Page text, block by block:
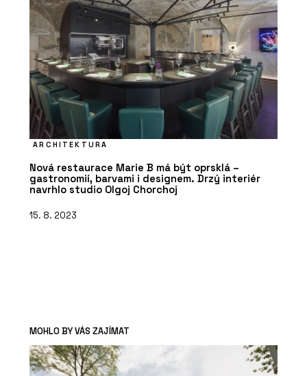
ARCHITEKTURA
Nová restaurace Marie B má být oprsklá –
gastronomií, barvami i designem. Drzý interiér
navrhlo studio Olgoj Chorchoj
15. 8. 2023
MOHLO BY VÁS ZAJÍMAT